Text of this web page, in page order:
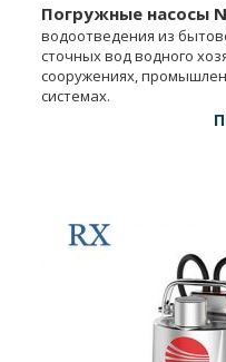
Погружные насосы
водоотведения из
сточных вод водного
сооружениях,
системах.